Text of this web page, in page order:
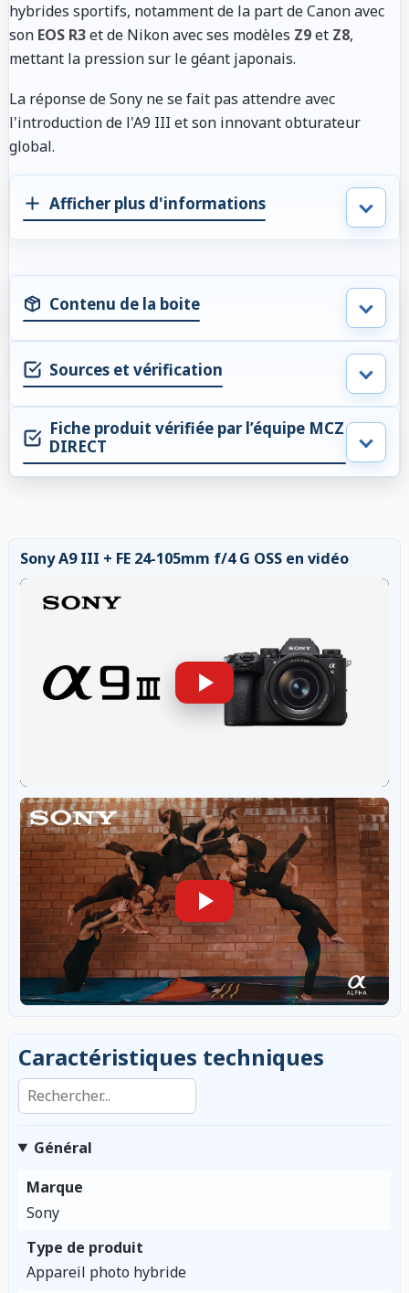
hybrides sportifs, notamment de la part de Canon avec
son EOS R3et de Nikon avec ses modèles Z9et Z8,
mettant la pression sur le géant japonais.
La réponse de Sony ne se fait pas attendre avec
l'introduction de l'A9 III et son innovant obturateur
global.
Afficher plus d'informations
Contenu de la boite
Sources et vérification
Fiche produit vérifiée par l’équipe MCZ
DIRECT
Sony A9 III + FE 24-105mm f/4 G OSS en vidéo
Caractéristiques techniques
Rechercher dans les caractéristiques
Général
Marque
Sony
Type de produit
Appareil photo hybride